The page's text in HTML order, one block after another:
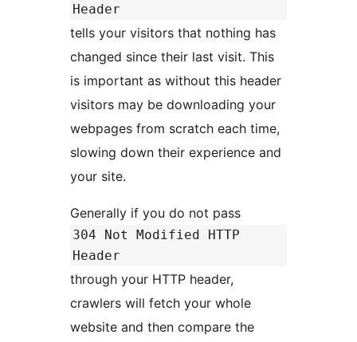
Header
tells your visitors that nothing has
changed since their last visit. This
is important as without this header
visitors may be downloading your
webpages from scratch each time,
slowing down their experience and
your site.
Generally if you do not pass
304 Not Modified HTTP
Header
through your HTTP header,
crawlers will fetch your whole
website and then compare the